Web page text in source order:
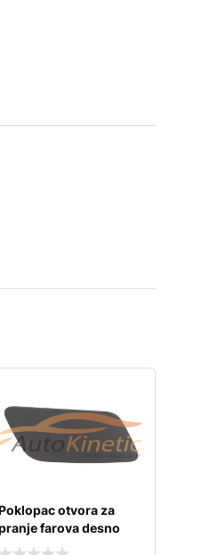
otvora za
farova desno
audi a3 12-16